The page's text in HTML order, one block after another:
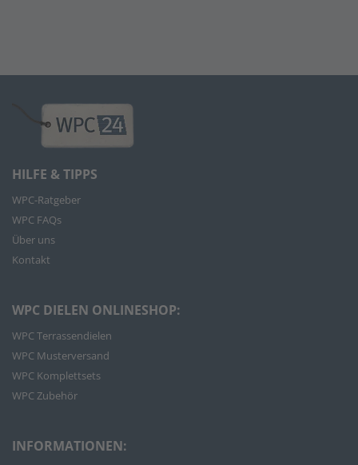
HILFE & TIPPS
WPC-Ratgeber
WPC FAQs
Über uns
Kontakt
WPC DIELEN ONLINESHOP:
WPC Terrassendielen
WPC Musterversand
WPC Komplettsets
WPC Zubehör
INFORMATIONEN: